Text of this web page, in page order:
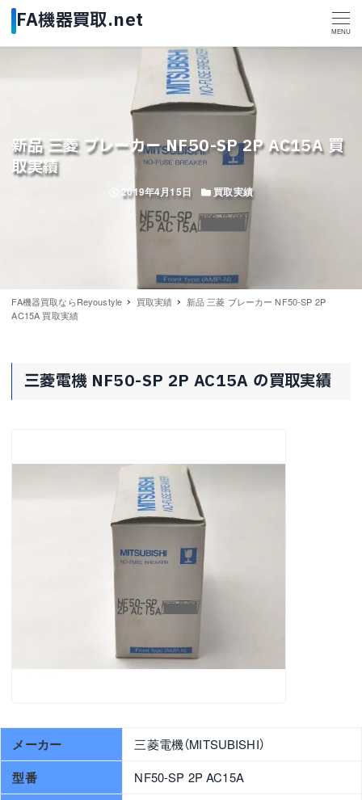
MENU
新品 三菱 ブレーカー NF50-SP 2P AC15A 買
取実績
投稿日
2019年4月15日 カテゴリー
買取実績
FA機器買取ならReyoustyle 買取実績
新品 三菱 ブレーカー NF50-SP 2P
AC15A 買取実績
三菱電機 NF50-SP 2P AC15A の買取実績
メーカー 三菱電機（MITSUBISHI）
型番 NF50-SP 2P AC15A